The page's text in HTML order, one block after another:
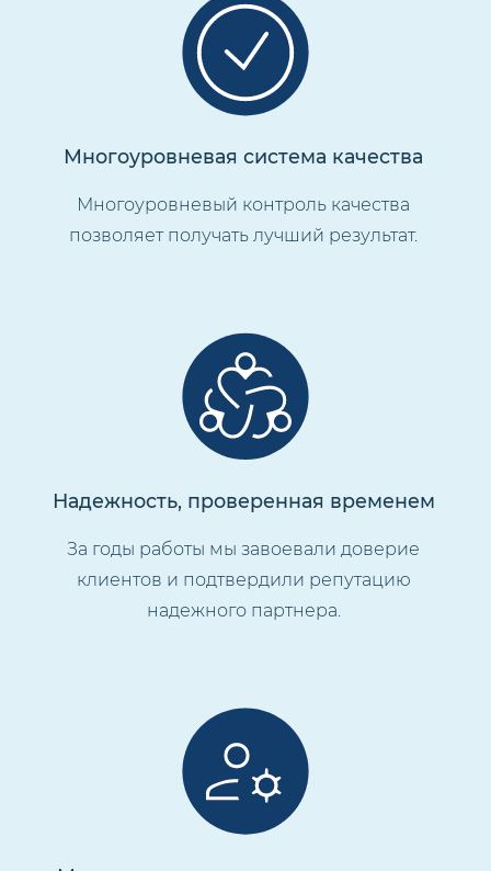
Многоуровневая система качества
Многоуровневый контроль качества
позволяет получать лучший результат.
Надежность, проверенная временем
За годы работы мы завоевали доверие
клиентов и подтвердили репутацию
надежного партнера.